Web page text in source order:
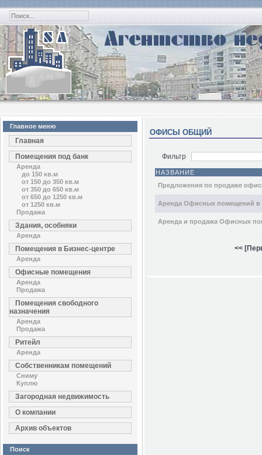
Главное меню
Главная
Помещения под банк
Аренда
до 150 кв.м
от 150 до 350 кв.м
от 350 до 650 кв.м
от 650 до 1250 кв.м
от 1250 кв.м
Продажа
Здания, особняки
Аренда
Помещения в Бизнес-центре
Аренда
Офисные помещения
Аренда
Продажа
Помещения свободного
назначения
Аренда
Продажа
Ритейл
Аренда
Собственникам помещений
Сниму
Куплю
Загородная недвижимость
О компании
Архив объектов
Поиск
ОФИСЫ ОБЩИЙ
Фильтр
НАЗВАНИЕ
Предложения по продаже
Аренда Офисных помещений в
Аренда и продажа Офисных
<<